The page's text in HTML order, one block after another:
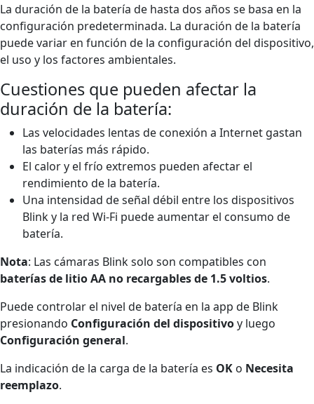
La duración de la batería de hasta dos años se basa en la
configuración predeterminada. La duración de la batería
puede variar en función de la configuración del dispositivo,
el uso y los factores ambientales.
Cuestiones que pueden afectar la
duración de la batería:
Las velocidades lentas de conexión a Internet gastan
las baterías más rápido.
El calor y el frío extremos pueden afectar el
rendimiento de la batería.
Una intensidad de señal débil entre los dispositivos
Blink y la red Wi-Fi puede aumentar el consumo de
batería.
Nota: Las cámaras Blink solo son compatibles con
baterías de litio AA no recargables de 1.5 voltios.
Puede controlar el nivel de batería en la app de Blink
presionando Configuración del dispositivoy luego
Configuración general.
La indicación de la carga de la batería es OK o Necesita
reemplazo.